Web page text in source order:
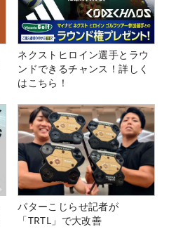
ネクストヒロイン選手とラウ
ンドできるチャンス！詳しく
はこちら！
パターこじらせ記者が
「TRTL」で大改善